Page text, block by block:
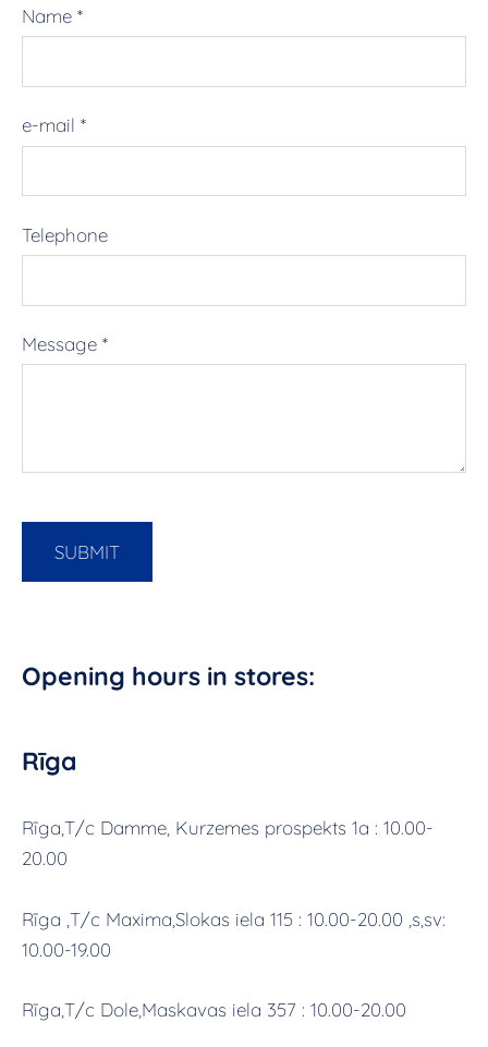
Name *
e-mail *
Telephone
Message *
Opening hours in stores:
Rīga
Rīga,T/c Damme, Kurzemes prospekts 1a : 10.00-
20.00
Rīga ,T/c Maxima,Slokas iela 115 : 10.00-20.00 ,s,sv:
10.00-19.00
Rīga,T/c Dole,Maskavas iela 357 : 10.00-20.00